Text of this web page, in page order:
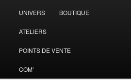
UNIVERS BOUTIQUE
ATELIERS
POINTS DE VENTE
COM’